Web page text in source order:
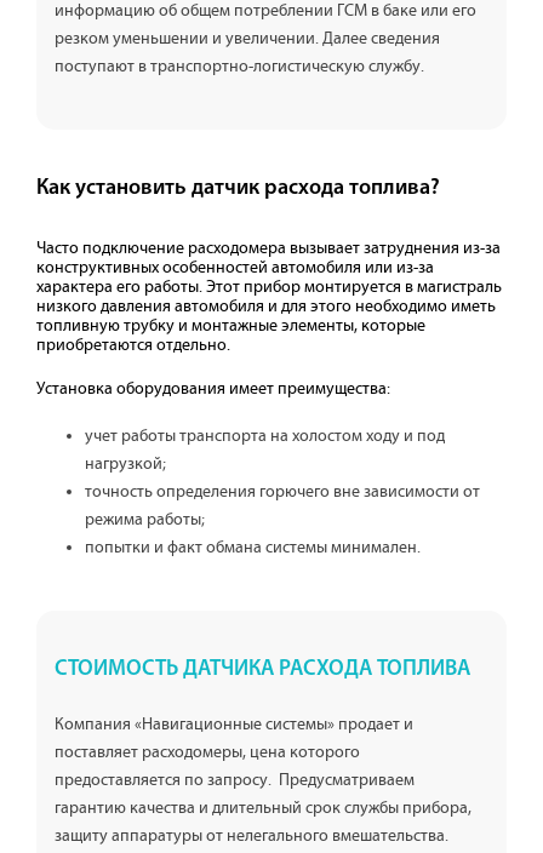
информацию об общем потреблении ГСМ в баке или его
резком уменьшении и увеличении. Далее сведения
поступают в транспортно-логистическую службу.
Как установить датчик расхода топлива?
Часто подключение расходомера вызывает затруднения из-за
конструктивных особенностей автомобиля или из-за
характера его работы. Этот прибор монтируется в магистраль
низкого давления автомобиля и для этого необходимо иметь
топливную трубку и монтажные элементы, которые
приобретаются отдельно.
Установка оборудования имеет преимущества:
учет работы транспорта на холостом ходу и под
нагрузкой;
точность определения горючего вне зависимости от
режима работы;
попытки и факт обмана системы минимален.
СТОИМОСТЬ ДАТЧИКА РАСХОДА ТОПЛИВА
Компания «Навигационные системы» продает и
поставляет расходомеры, цена которого
предоставляется по запросу. Предусматриваем
гарантию качества и длительный срок службы прибора,
защиту аппаратуры от нелегального вмешательства.